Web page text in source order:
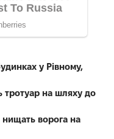
у Рівному,
тротуар на шляху до
ворога на